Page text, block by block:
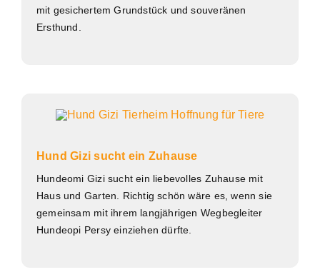
mit gesichertem Grundstück und souveränen
Ersthund.
Hund Gizi sucht ein Zuhause
Hundeomi Gizi sucht ein liebevolles Zuhause mit
Haus und Garten. Richtig schön wäre es, wenn sie
gemeinsam mit ihrem langjährigen Wegbegleiter
Hundeopi Persy einziehen dürfte.